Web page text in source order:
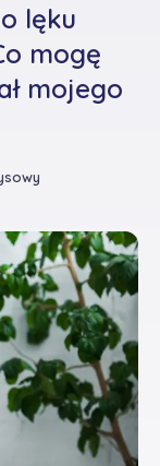
lęku
mogę
mojego